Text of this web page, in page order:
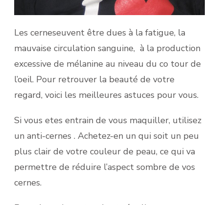
Les cerneseuvent être dues à la fatigue, la
mauvaise circulation sanguine, à la production
excessive de mélanine au niveau du co tour de
l’oeil. Pour retrouver la beauté de votre
regard, voici les meilleures astuces pour vous.
Si vous etes entrain de vous maquiller, utilisez
un anti-cernes . Achetez-en un qui soit un peu
plus clair de votre couleur de peau, ce qui va
permettre de réduire l’aspect sombre de vos
cernes.